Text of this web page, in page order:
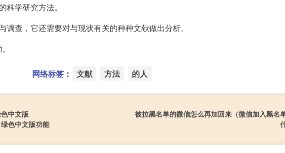
学研究方法。
查，它还需要对与现状有关的种种文献做出分析。
网络标签： 文献 方法 的人
中文版
色中文版功能
被拉黑名单的微信怎么再加回来（微信加入黑名